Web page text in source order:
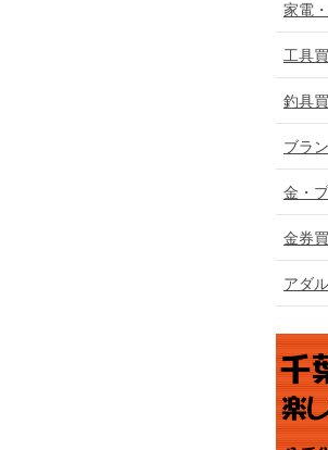
家電
工具
釣具
ブラ
金・
金券
アダ